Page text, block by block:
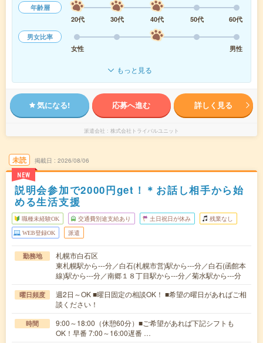
年齢層
20代
30代 40代 50代
60代
男女比率
女性
男性
もっと見る
気になる! 応募へ進む 詳しく見る
派遣会社 株式会社トライバルユニット
未読
NEW
掲載日 2026/08/06
説明会参加で2000円get！＊お話し相手から始
める生活支援
職種未経験OK 交通費別途支給あり 土日祝日が休み 残業なし
WEB登録OK 派遣
勤務地
札幌市白石区
東札幌駅から---分／白石(札幌市営)駅から---分／白石(函館本
線)駅から---分／南郷１８丁目駅から---分／菊水駅から---分
曜日頻度
週2日～OK ■曜日固定の相談OK！ ■希望の曜日があればご相
談ください！
時間
9:00～18:00（休憩60分）■ご希望があれば下記シフトも
OK！早番 7:00～16:00遅番 …